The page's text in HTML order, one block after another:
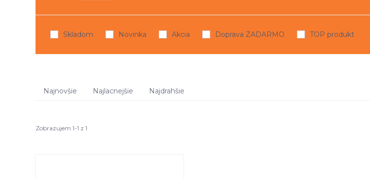
Skladom Novinka Akcia Doprava ZADARMO TOP produkt
Najnovšie Najlacnejšie Najdrahšie
Zobrazujem 1-1 z 1